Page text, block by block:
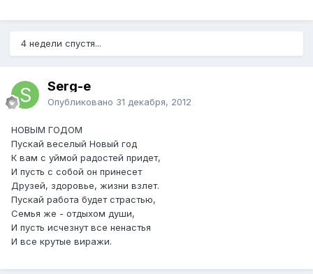
4 недели спустя...
Serg-e
Опубликовано 31 декабря, 2012
НОВЫМ ГОДОМ
Пускай веселый Новый год
К вам с уймой радостей придет,
И пусть с собой он принесет
Друзей, здоровье, жизни взлет.
Пускай работа будет страстью,
Семья же - отдыхом души,
И пусть исчезнут все ненастья
И все крутые виражи.